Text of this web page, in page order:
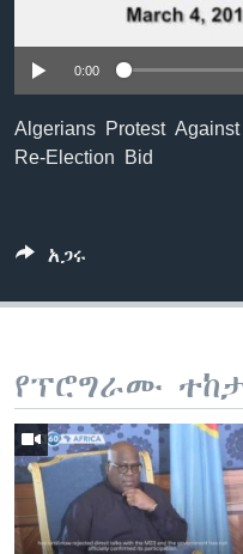
0:00
Algerians Protest
Re-Election Bid
አጋሩ
የፕሮግራሙ